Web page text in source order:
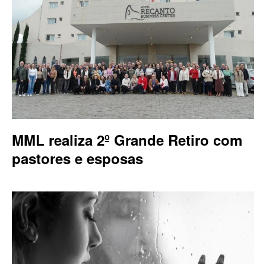
MML realiza 2º Grande Retiro com
pastores e esposas